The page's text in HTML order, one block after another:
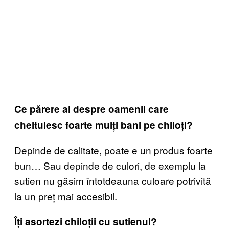
Ce părere ai despre oamenii care
cheltuiesc foarte mulți bani pe chiloți?
Depinde de calitate, poate e un produs foarte
bun… Sau depinde de culori, de exemplu la
sutien nu găsim întotdeauna culoare potrivită
la un preț mai accesibil.
Îți asortezi chiloții cu sutienul?